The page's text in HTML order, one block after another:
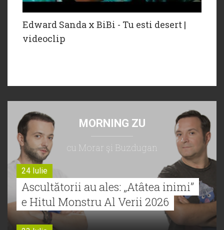
Edward Sanda x BiBi - Tu esti desert |
videoclip
MORNING ZU
cu Morar şi Buzdugan
24 Iulie
Ascultătorii au ales: „Atâtea inimi”
e Hitul Monstru Al Verii 2026